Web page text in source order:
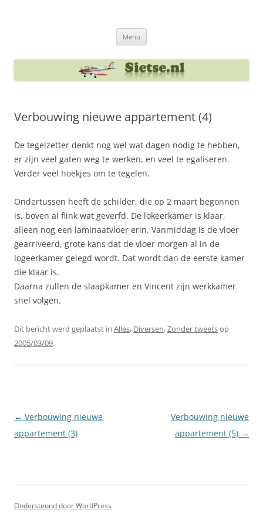
Menu
Verbouwing nieuwe appartement (4)
De tegelzetter denkt nog wel wat dagen nodig te hebben,
er zijn veel gaten weg te werken, en veel te egaliseren.
Verder veel hoekjes om te tegelen.
Ondertussen heeft de schilder, die op 2 maart begonnen
is, boven al flink wat geverfd. De lokeerkamer is klaar,
alleen nog een laminaatvloer erin. Vanmiddag is de vloer
gearriveerd, grote kans dat de vloer morgen al in de
logeerkamer gelegd wordt. Dat wordt dan de eerste kamer
die klaar is.
Daarna zullen de slaapkamer en Vincent zijn werkkamer
snel volgen.
Dit bericht werd geplaatst in Alles, Diversen,Zonder tweetsop
2005/03/09.
Berichtnavigatie
← Verbouwing nieuwe
appartement (3)
Verbouwing nieuwe
appartement (5) →
Ondersteund door WordPress